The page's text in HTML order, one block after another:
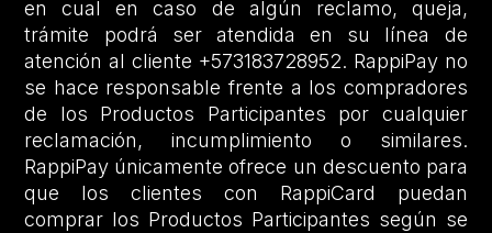
en cual en caso de algún reclamo, queja,
trámite podrá ser atendida en su línea de
atención al cliente +573183728952. RappiPay no
se hace responsable frente a los compradores
de los Productos Participantes por cualquier
reclamación, incumplimiento o similares.
RappiPay únicamente ofrece un descuento para
que los clientes con RappiCard puedan
comprar los Productos Participantes según se